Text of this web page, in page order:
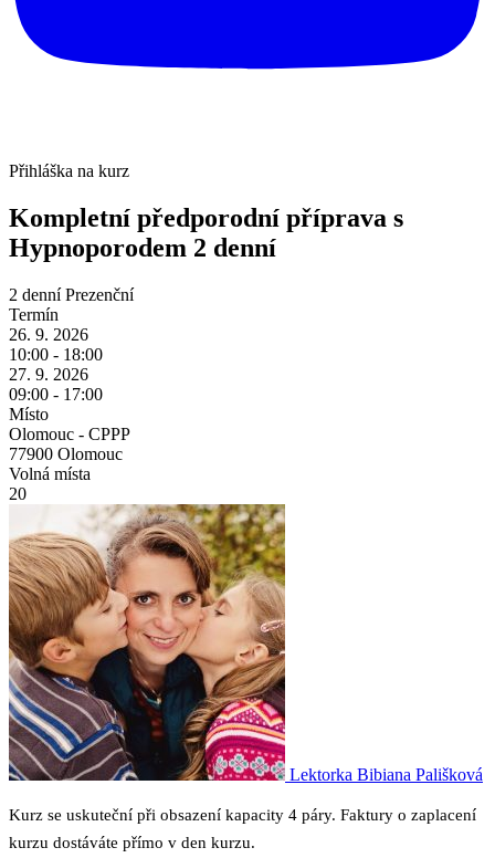
Přihláška na kurz
Kompletní předporodní příprava s
Hypnoporodem 2 denní
2 denní Prezenční
Termín
26. 9. 2026
10:00 - 18:00
27. 9. 2026
09:00 - 17:00
Místo
Olomouc - CPPP
77900 Olomouc
Volná místa
20
Lektorka Bibiana Pališková
Kurz se uskuteční při obsazení kapacity 4 páry. Faktury o zaplacení
kurzu dostáváte přímo v den kurzu.